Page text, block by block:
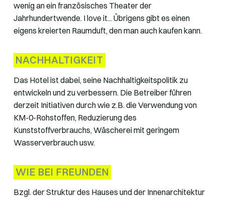
wenig an ein französisches Theater der
Jahrhundertwende. I love it... Übrigens gibt es einen
eigens kreierten Raumduft, den man auch kaufen kann.
NACHHALTIGKEIT
Das Hotel ist dabei, seine Nachhaltigkeitspolitik zu
entwickeln und zu verbessern. Die Betreiber führen
derzeit Initiativen durch wie z.B. die Verwendung von
KM-0-Rohstoffen, Reduzierung des
Kunststoffverbrauchs, Wäscherei mit geringem
Wasserverbrauch usw.
WIE BEI FREUNDEN
Bzgl. der Struktur des Hauses und der Innenarchitektur